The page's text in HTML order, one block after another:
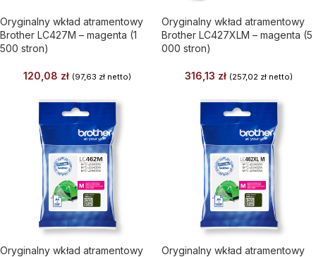
Oryginalny wkład atramentowy
Brother LC427M – magenta (1
500 stron)
120,08 zł (97,63 zł netto)
Oryginalny wkład atramentowy
Brother LC427XLM – magenta (5
000 stron)
316,13 zł (257,02 zł netto)
Oryginalny wkład atramentowy
Oryginalny wkład atramentowy